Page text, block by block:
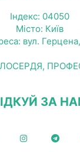
Індекс: 04050
Місто: Київ
вул.
ЗА